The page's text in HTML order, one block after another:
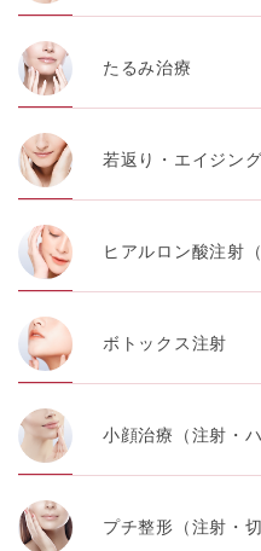
たるみ治療
若返り・エイジン
ヒアルロン酸注射（
ボトックス注射
小顔治療（注射・
プチ整形（注射・